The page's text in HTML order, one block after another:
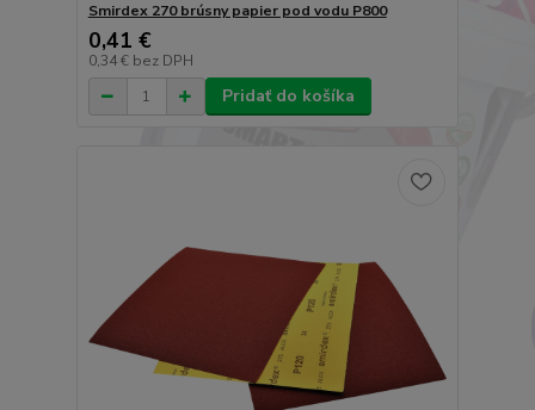
Smirdex 270 brúsny papier pod vodu P800
0,41 €
0,34 € bez DPH
Pridať do košíka